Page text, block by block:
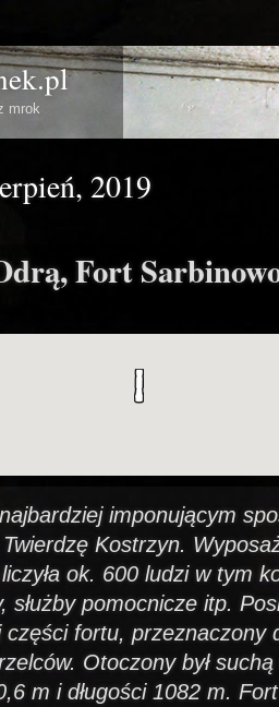
mrok
2019
Fort
imponującym
Kostrzyn.
ok. 600 ludzi w tym
pomocnicze itp.
części fortu, przeznaczony
Otoczony był suchą
m i długości 1082 m.